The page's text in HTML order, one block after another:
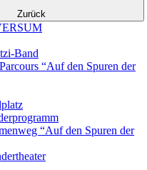
Zurück
Band
“Auf den Spuren der
“Auf den Spuren der